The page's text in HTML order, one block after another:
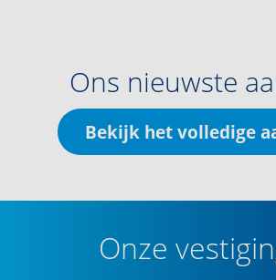
Ons nieuwste
Bekijk het volledige
Onze